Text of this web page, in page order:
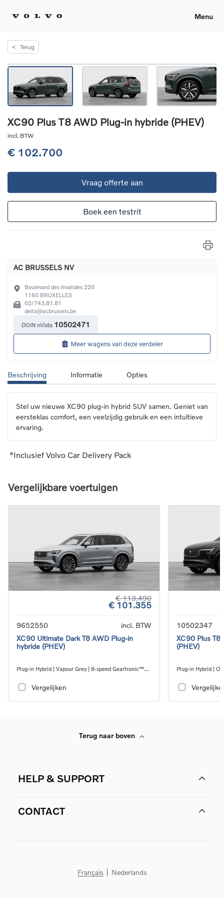
Menu
< Terug
XC90 Plus T8 AWD Plug-in hybride (PHEV)
incl. BTW
€ 102.700
Vraag offerte aan
Boek een testrit
AC BRUSSELS NV
Boulevard des Invalides 220
1160 BRUXELLES
02/743.81.81
delta@acbrussels.be
DOIN nVista 10502471
Meer wagens van deze verdeler
Beschrijving Informatie Opties
Stel uw nieuwe XC90 plug-in hybrid SUV samen. Geniet van
eersteklas comfort, een veelzijdig gebruik en een intuïtieve
ervaring.
*Inclusief Volvo Car Delivery Pack
Vergelijkbare voertuigen
€ 113.490
€ 101.355
9652550
incl. BTW
XC90 Ultimate Dark T8 AWD Plug-in
hybride (PHEV)
Plug-in Hybrid | Vapour Grey | 8-speed Geartronic™
Vergelijken
10502347
XC90 Plus T8
(PHEV)
Plug-in Hybrid |
Terug naar boven
HELP & SUPPORT
CONTACT
Français Nederlands